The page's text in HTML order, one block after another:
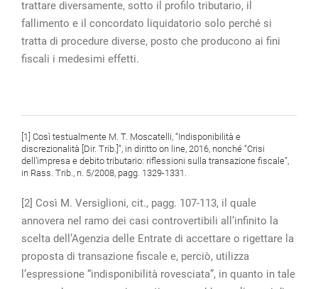
trattare diversamente, sotto il profilo tributario, il
fallimento e il concordato liquidatorio solo perché si
tratta di procedure diverse, posto che producono ai fini
fiscali i medesimi effetti.
[1] Così testualmente M. T. Moscatelli, “Indisponibilità e
discrezionalità [Dir. Trib.]”, in diritto on line, 2016, nonché “Crisi
dell’impresa e debito tributario: riflessioni sulla transazione fiscale”,
in Rass. Trib., n. 5/2008, pagg. 1329-1331.
[2] Così M. Versiglioni, cit., pagg. 107-113, il quale
annovera nel ramo dei casi controvertibili all’infinito la
scelta dell’Agenzia delle Entrate di accettare o rigettare la
proposta di transazione fiscale e, perciò, utilizza
l’espressione “indisponibilità rovesciata”, in quanto in tale